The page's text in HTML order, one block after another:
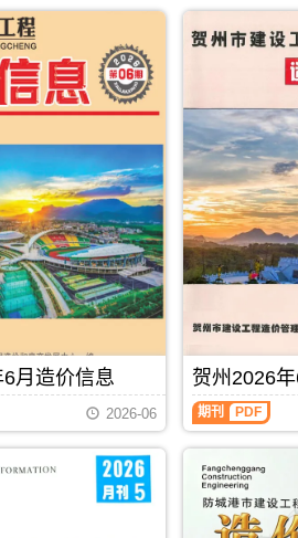
年
息
城
港
建
设
工
程
价
息)，
防
城
港
市
建
设
工
程
月造价信息
2026-06
贺州2026
贺
州
月
期刊 PDF